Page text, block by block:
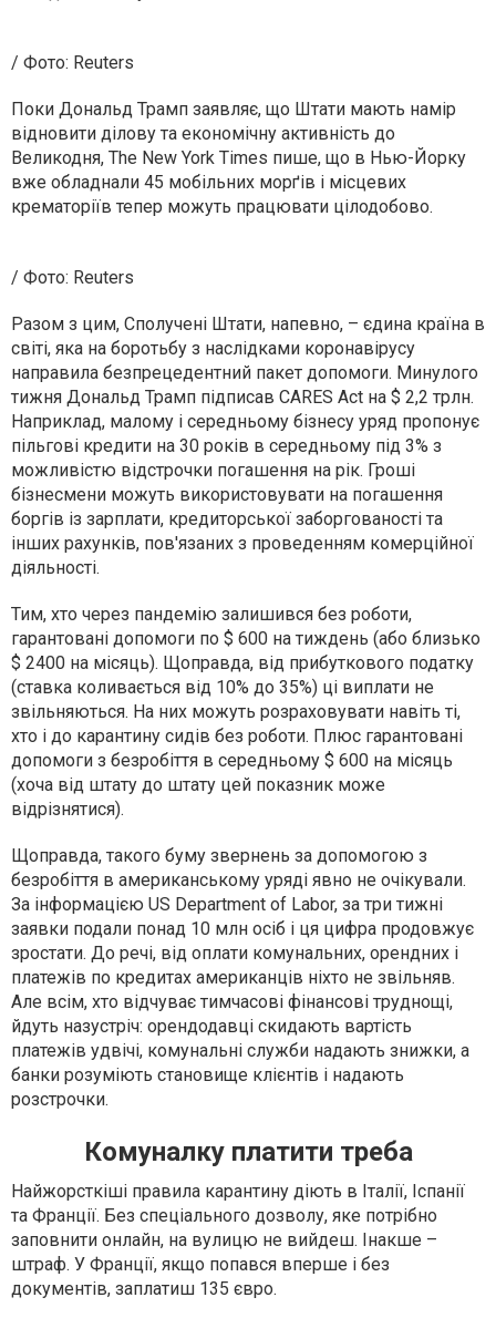
/ Фото: Reuters
Поки Дональд Трамп заявляє, що Штати мають намір
відновити ділову та економічну активність до
Великодня, The New York Times пише, що в Нью-Йорку
вже обладнали 45 мобільних морґів і місцевих
крематоріїв тепер можуть працювати цілодобово.
/ Фото: Reuters
Разом з цим, Сполучені Штати, напевно, – єдина країна в
світі, яка на боротьбу з наслідками коронавірусу
направила безпрецедентний пакет допомоги. Минулого
тижня Дональд Трамп підписав CARES Act на $ 2,2 трлн.
Наприклад, малому і середньому бізнесу уряд пропонує
пільгові кредити на 30 років в середньому під 3% з
можливістю відстрочки погашення на рік. Гроші
бізнесмени можуть використовувати на погашення
боргів із зарплати, кредиторської заборгованості та
інших рахунків, пов'язаних з проведенням комерційної
діяльності.
Тим, хто через пандемію залишився без роботи,
гарантовані допомоги по $ 600 на тиждень (або близько
$ 2400 на місяць). Щоправда, від прибуткового податку
(ставка коливається від 10% до 35%) ці виплати не
звільняються. На них можуть розраховувати навіть ті,
хто і до карантину сидів без роботи. Плюс гарантовані
допомоги з безробіття в середньому $ 600 на місяць
(хоча від штату до штату цей показник може
відрізнятися).
Щоправда, такого буму звернень за допомогою з
безробіття в американському уряді явно не очікували.
За інформацією US Department of Labor, за три тижні
заявки подали понад 10 млн осіб і ця цифра продовжує
зростати. До речі, від оплати комунальних, орендних і
платежів по кредитах американців ніхто не звільняв.
Але всім, хто відчуває тимчасові фінансові труднощі,
йдуть назустріч: орендодавці скидають вартість
платежів удвічі, комунальні служби надають знижки, а
банки розуміють становище клієнтів і надають
розстрочки.
Комуналку платити треба
Найжорсткіші правила карантину діють в Італії, Іспанії
та Франції. Без спеціального дозволу, яке потрібно
заповнити онлайн, на вулицю не вийдеш. Інакше –
штраф. У Франції, якщо попався вперше і без
документів, заплатиш 135 євро.